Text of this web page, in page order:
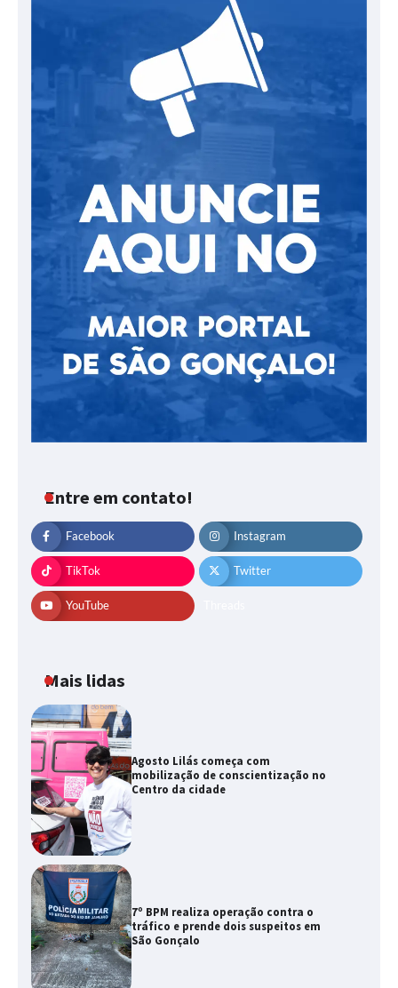
Entre em contato!
Facebook Instagram
TikTok Twitter
YouTube
Mais lidas
Agosto Lilás começa com
mobilização de conscientização no
Centro da cidade
7º BPM realiza operação contra o
tráfico e prende dois suspeitos em
São Gonçalo